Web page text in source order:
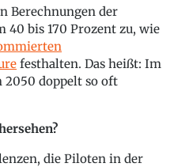
Berechnungen der
40 bis 170 Prozent zu, wie
festhalten. Das heißt: Im
2050 doppelt so oft
die Piloten in der